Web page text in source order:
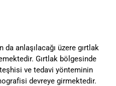
anlaşılacağı üzere gırtlak
Gırtlak bölgesinde
ve tedavi yönteminin
devreye girmektedir.